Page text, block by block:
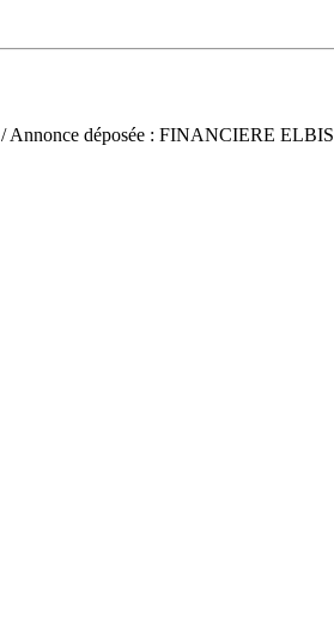
/ Annonce déposée : FINANCIERE ELBIS